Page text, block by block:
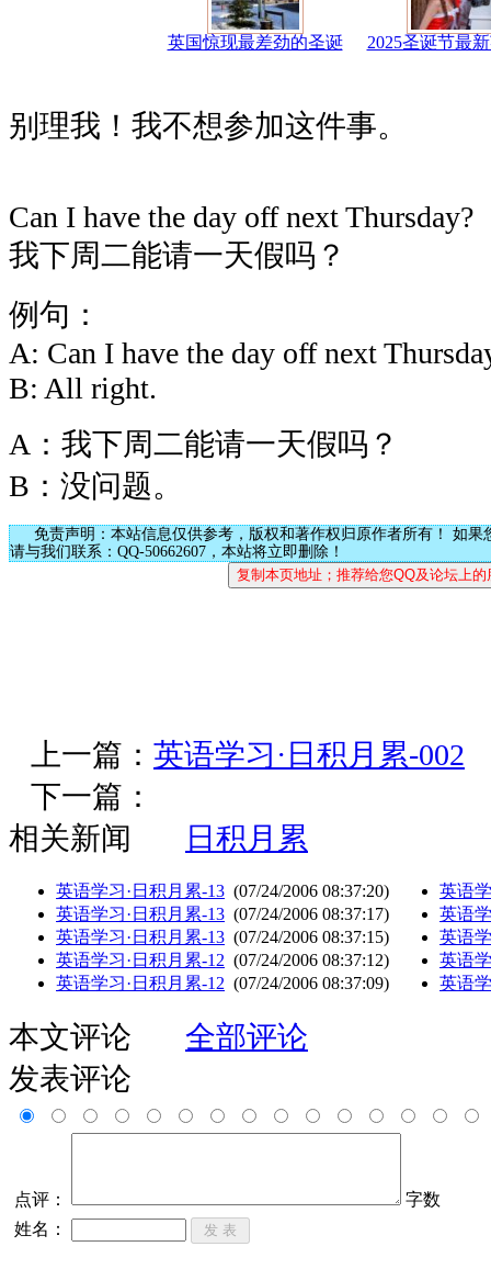
英国惊现最差劲的圣诞 2025圣诞节最
别理我！我不想参加这件事。
Can I have the day off next Thursday?
我下周二能请一天假吗？
例句：
A: Can I have the day off next
B: All right.
A：我下周二能请一天假吗？
B：没问题。
免责声明：本站信息仅供参考，版权和著作权归原作者所有！ 如果
请与我们联系：QQ-50662607，本站将立即删除！
上一篇： 英语学习·日积月累-002
下一篇：
相关新闻
日积月累
英语学习·日积月累-13 (07/24/2006 08:37:20)
英语学习·日积月累-13 (07/24/2006 08:37:17)
英语学习·日积月累-13 (07/24/2006 08:37:15)
英语学习·日积月累-12 (07/24/2006 08:37:12)
英语学习·日积月累-12 (07/24/2006 08:37:09)
英语
英语
英语
英语
英语
本文评论
全部评论
发表评论
点评：
字数
姓名：